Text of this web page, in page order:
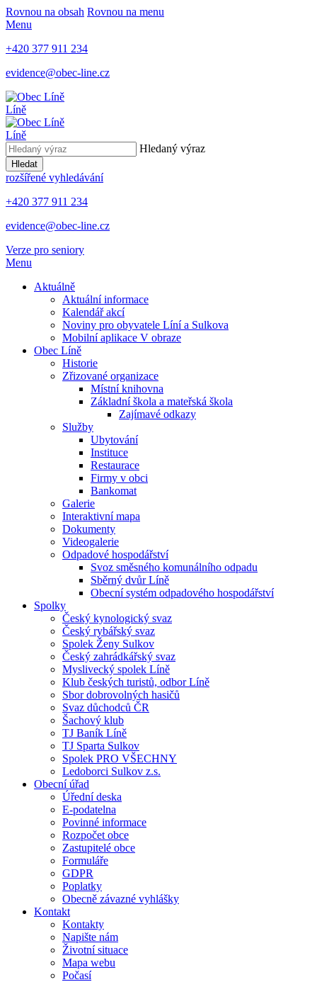
Rovnou na obsah Rovnou na menu
Menu
+420 377 911 234
evidence@obec-line.cz
Líně
Líně
Hledaný výraz
Hledat
rozšířené vyhledávání
+420 377 911 234
evidence@obec-line.cz
Verze pro seniory
Menu
Aktuálně
Aktuální informace
Kalendář akcí
Noviny pro obyvatele Líní a Sulkova
Mobilní aplikace V obraze
Obec Líně
Historie
Zřizované organizace
Místní knihovna
Základní škola a mateřská škola
Zajímavé odkazy
Služby
Ubytování
Instituce
Restaurace
Firmy v obci
Bankomat
Galerie
Interaktivní mapa
Dokumenty
Videogalerie
Odpadové hospodářství
Svoz směsného komunálního odpadu
Sběrný dvůr Líně
Obecní systém odpadového hospodářství
Spolky
Český kynologický svaz
Český rybářský svaz
Spolek Ženy Sulkov
Český zahrádkářský svaz
Myslivecký spolek Líně
Klub českých turistů, odbor Líně
Sbor dobrovolných hasičů
Svaz důchodců ČR
Šachový klub
TJ Baník Líně
TJ Sparta Sulkov
Spolek PRO VŠECHNY
Ledoborci Sulkov z.s.
Obecní úřad
Úřední deska
E-podatelna
Povinné informace
Rozpočet obce
Zastupitelé obce
Formuláře
GDPR
Poplatky
Obecně závazné vyhlášky
Kontakt
Kontakty
Napište nám
Životní situace
Mapa webu
Počasí